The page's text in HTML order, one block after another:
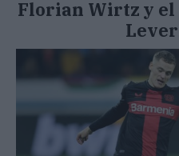
Florian Wirtz y el